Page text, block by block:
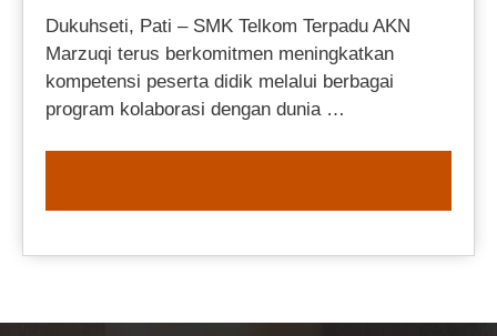
Dukuhseti, Pati – SMK Telkom Terpadu AKN
Marzuqi terus berkomitmen meningkatkan
kompetensi peserta didik melalui berbagai
program kolaborasi dengan dunia …